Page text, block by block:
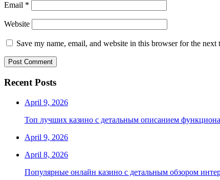
Email *
Website
Save my name, email, and website in this browser for the next
Recent Posts
April 9, 2026
Топ лучших казино с детальным описанием
April 9, 2026
April 8, 2026
Популярные онлайн казино с детальным обзором